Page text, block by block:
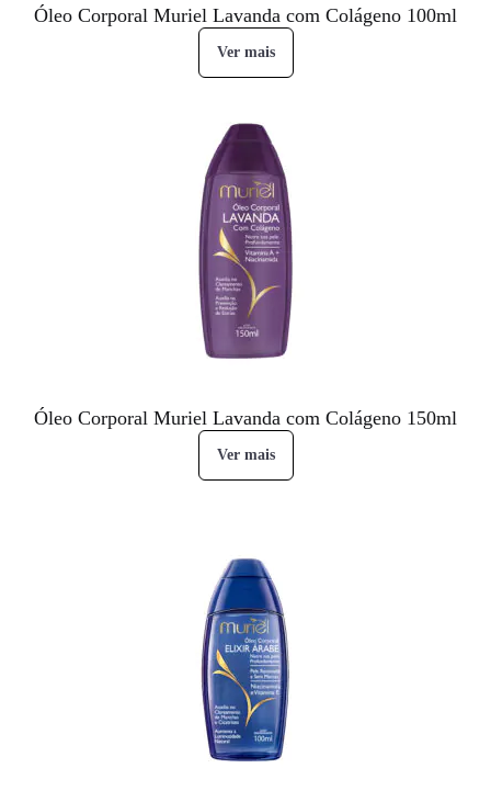
Óleo Corporal Muriel Lavanda com Colágeno 100ml
Ver mais
Óleo Corporal Muriel Lavanda com Colágeno 150ml
Ver mais